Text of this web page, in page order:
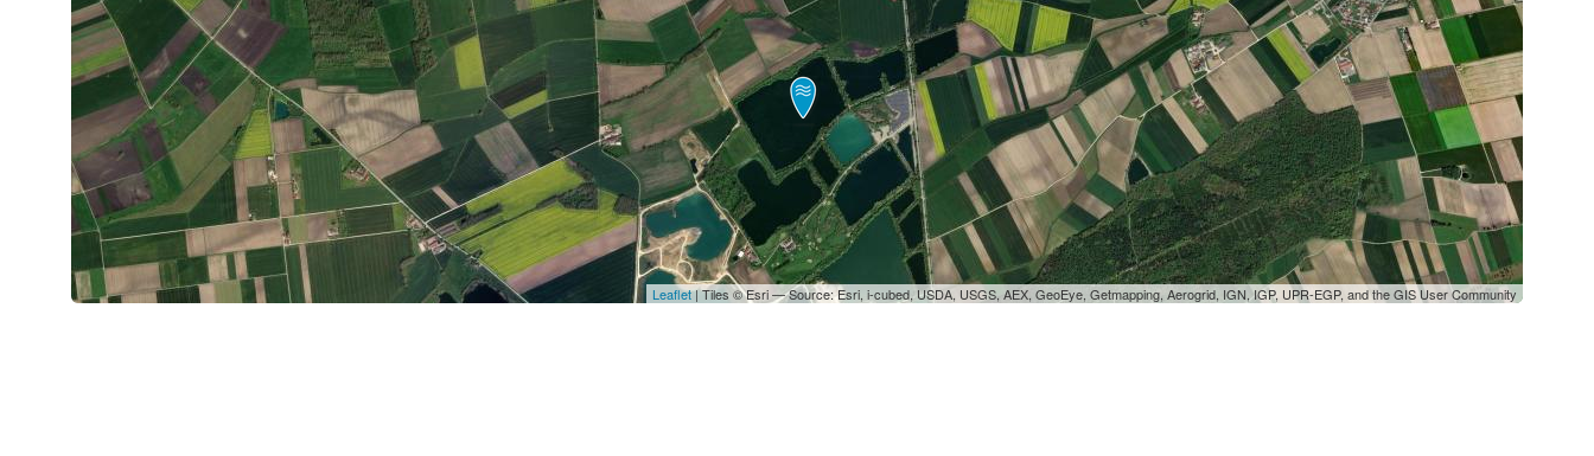
Leaflet| Tiles © Esri — Source: Esri, i-cubed, USDA, USGS, AEX, GeoEye, Getmapping, Aerogrid, IGN, IGP, UPR-EGP, and the GIS User Community